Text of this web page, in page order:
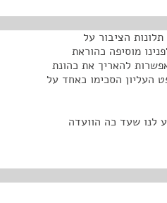
הציבור על
מוסיפה כהוראת
האפשרות להאריך את כהונת
העליון הסכימו כאחד על
המכהן מסתיימת ב-12 בנובמבר 2023. ידוע לנו שעד כה הוועדה